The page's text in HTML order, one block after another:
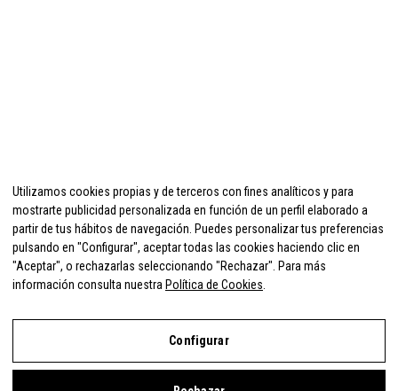
Utilizamos cookies propias y de terceros con fines analíticos y para
mostrarte publicidad personalizada en función de un perfil elaborado a
partir de tus hábitos de navegación. Puedes personalizar tus preferencias
pulsando en "Configurar", aceptar todas las cookies haciendo clic en
"Aceptar", o rechazarlas seleccionando "Rechazar". Para más
información consulta nuestra Política de Cookies
Configurar